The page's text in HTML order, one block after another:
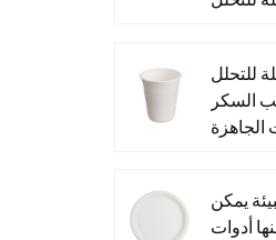
الحاويات
للتحلل
السكر
الجاهزة
يمكن
أدوات